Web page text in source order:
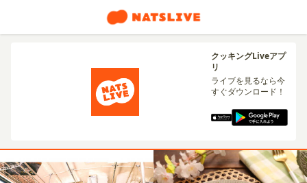
クッキングLiveアプ
リ
ライブを見るなら今
すぐダウンロード！